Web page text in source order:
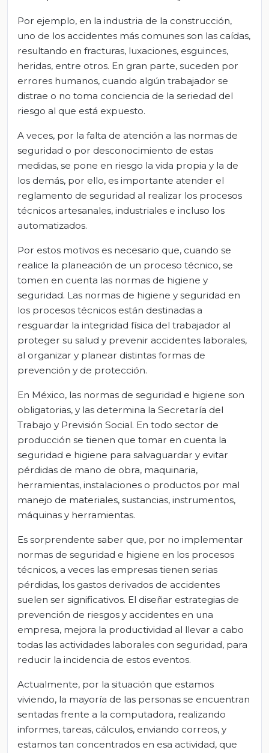
Por ejemplo, en la industria de la construcción,
uno de los accidentes más comunes son las caídas,
resultando en fracturas, luxaciones, esguinces,
heridas, entre otros. En gran parte, suceden por
errores humanos, cuando algún trabajador se
distrae o no toma conciencia de la seriedad del
riesgo al que está expuesto.
A veces, por la falta de atención a las normas de
seguridad o por desconocimiento de estas
medidas, se pone en riesgo la vida propia y la de
los demás, por ello, es importante atender el
reglamento de seguridad al realizar los procesos
técnicos artesanales, industriales e incluso los
automatizados.
Por estos motivos es necesario que, cuando se
realice la planeación de un proceso técnico, se
tomen en cuenta las normas de higiene y
seguridad. Las normas de higiene y seguridad en
los procesos técnicos están destinadas a
resguardar la integridad física del trabajador al
proteger su salud y prevenir accidentes laborales,
al organizar y planear distintas formas de
prevención y de protección.
En México, las normas de seguridad e higiene son
obligatorias, y las determina la Secretaría del
Trabajo y Previsión Social. En todo sector de
producción se tienen que tomar en cuenta la
seguridad e higiene para salvaguardar y evitar
pérdidas de mano de obra, maquinaria,
herramientas, instalaciones o productos por mal
manejo de materiales, sustancias, instrumentos,
máquinas y herramientas.
Es sorprendente saber que, por no implementar
normas de seguridad e higiene en los procesos
técnicos, a veces las empresas tienen serias
pérdidas, los gastos derivados de accidentes
suelen ser significativos. El diseñar estrategias de
prevención de riesgos y accidentes en una
empresa, mejora la productividad al llevar a cabo
todas las actividades laborales con seguridad, para
reducir la incidencia de estos eventos.
Actualmente, por la situación que estamos
viviendo, la mayoría de las personas se encuentran
sentadas frente a la computadora, realizando
informes, tareas, cálculos, enviando correos, y
estamos tan concentrados en esa actividad, que